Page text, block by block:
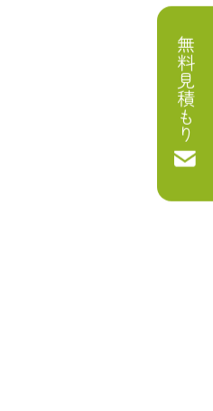
無料見積もり